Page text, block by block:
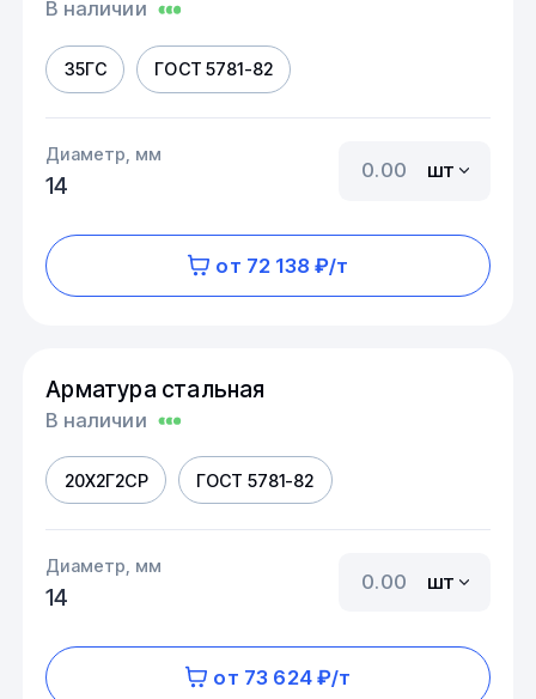
В наличии
35ГС ГОСТ 5781-82
Диаметр, мм
14
шт
от 72 138 ₽/т
Арматура стальная
В наличии
20Х2Г2СР ГОСТ 5781-82
Диаметр, мм
14
шт
от 73 624 ₽/т